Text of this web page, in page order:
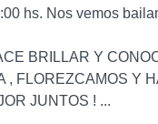
hs. Nos vemos
BRILLAR Y
, FLOREZCAMOS Y
JUNTOS ! ...